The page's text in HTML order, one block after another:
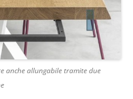
anche allungabile tramite due